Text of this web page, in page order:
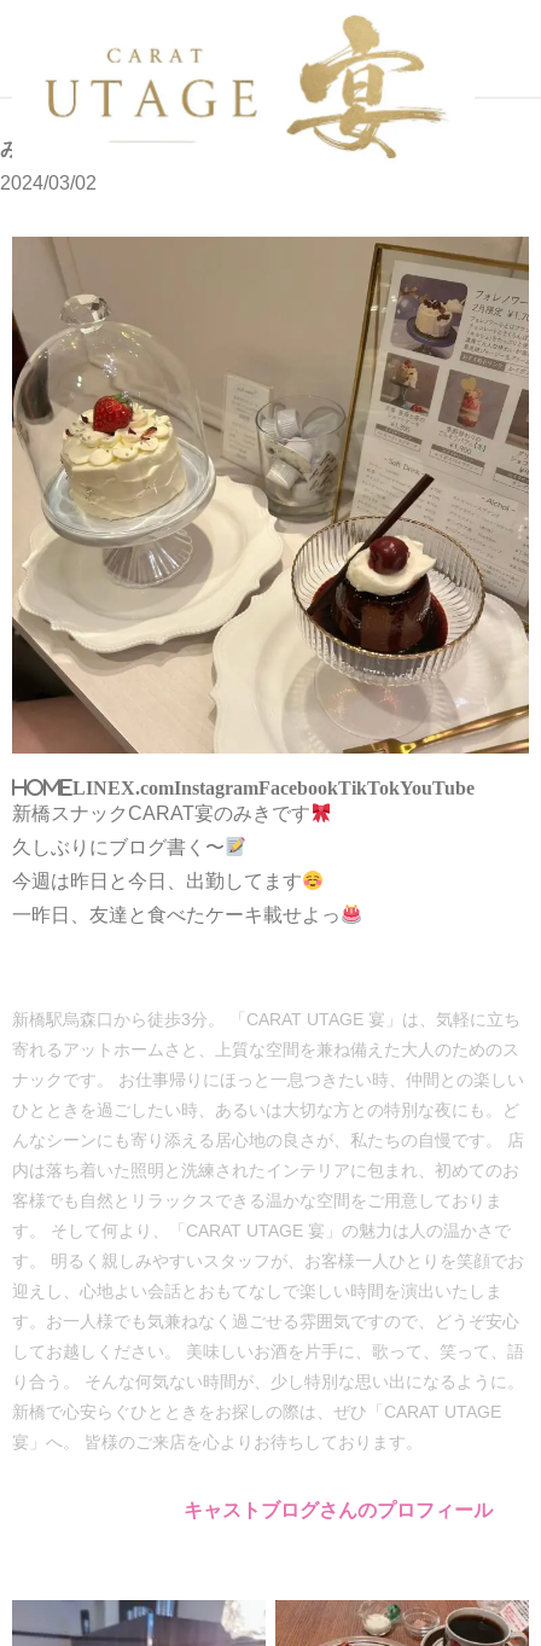
ホーム 写メブログ みきです
みきです
2024/03/02
HOMELINEX.comInstagramFacebookTikTokYouTube
新橋スナックCARAT宴のみきです
久しぶりにブログ書く〜
今週は昨日と今日、出勤してます
一昨日、友達と食べたケーキ載せよっ
新橋駅烏森口から徒歩3分。 「CARAT UTAGE 宴」は、気軽に立ち
寄れるアットホームさと、上質な空間を兼ね備えた大人のためのス
ナックです。 お仕事帰りにほっと一息つきたい時、仲間との楽しい
ひとときを過ごしたい時、あるいは大切な方との特別な夜にも。ど
んなシーンにも寄り添える居心地の良さが、私たちの自慢です。 店
内は落ち着いた照明と洗練されたインテリアに包まれ、初めてのお
客様でも自然とリラックスできる温かな空間をご用意しておりま
す。 そして何より、「CARAT UTAGE 宴」の魅力は人の温かさで
す。 明るく親しみやすいスタッフが、お客様一人ひとりを笑顔でお
迎えし、心地よい会話とおもてなしで楽しい時間を演出いたしま
す。お一人様でも気兼ねなく過ごせる雰囲気ですので、どうぞ安心
してお越しください。 美味しいお酒を片手に、歌って、笑って、語
り合う。 そんな何気ない時間が、少し特別な思い出になるように。
新橋で心安らぐひとときをお探しの際は、ぜひ「CARAT UTAGE
宴」へ。 皆様のご来店を心よりお待ちしております。
キャストブログさんのプロフィール